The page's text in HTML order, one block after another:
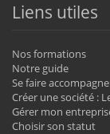
Liens utiles
Nos formations
Notre guide
Se faire
Créer une société :
Gérer mon
Choisir son statut